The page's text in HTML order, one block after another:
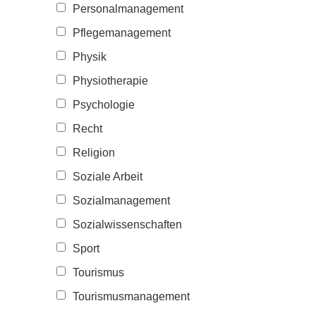
Personalmanagement
Pflegemanagement
Physik
Physiotherapie
Psychologie
Recht
Religion
Soziale Arbeit
Sozialmanagement
Sozialwissenschaften
Sport
Tourismus
Tourismusmanagement